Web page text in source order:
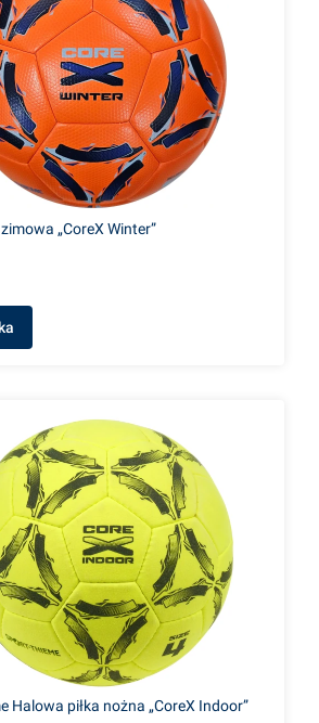
„CoreX Winter”
Halowa piłka nożna „CoreX Indoor”